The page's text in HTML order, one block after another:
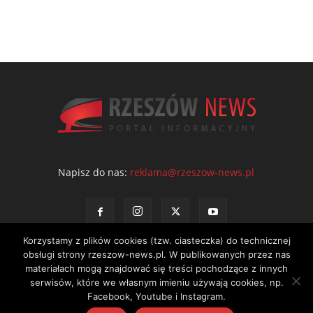
Napisz do nas: reklama@rzeszow-news.pl
Kontakt Polityka prywatności Regulamin portalu
© NEWS Sp. z o.o. - wydawca portalu Rzeszów News. Wszystkie prawa
Korzystamy z plików cookies (tzw. ciasteczka) do technicznej
obsługi strony rzeszow-news.pl. W publikowanych przez nas
materiałach mogą znajdować się treści pochodzące z innych
serwisów, które we własnym imieniu używają cookies, np.
Facebook, Youtube i Instagram.